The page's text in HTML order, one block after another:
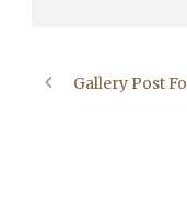
Gallery Post